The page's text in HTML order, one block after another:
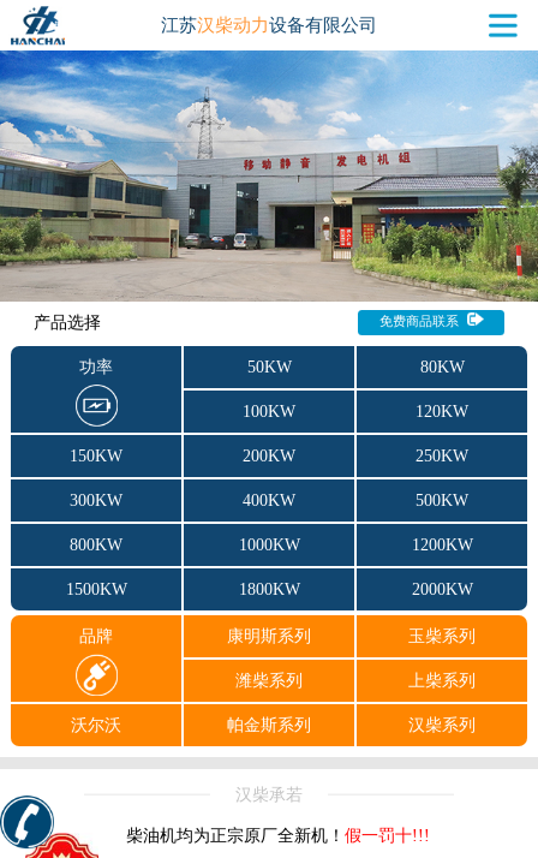
江苏汉柴动力设备有限公司
产品选择 免费商品联系
功率 50KW 80KW
100KW 120KW
150KW 200KW 250KW
300KW 400KW 500KW
800KW 1000KW 1200KW
1500KW 1800KW 2000KW
品牌 康明斯系列 玉柴系列
潍柴系列 上柴系列
沃尔沃 帕金斯系列 汉柴系列
汉柴承若
柴油机均为正宗原厂全新机！ 假一罚十!!!